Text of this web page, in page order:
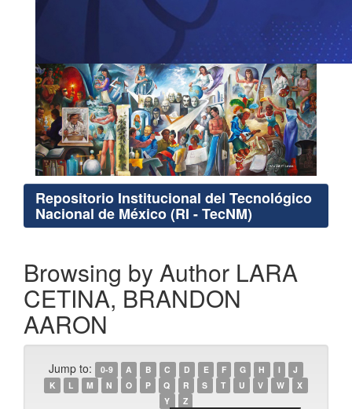
Repositorio Institucional del Tecnológico
Nacional de México (RI - TecNM)
Browsing by Author LARA
CETINA, BRANDON
AARON
Jump to: 0-9 A B C D E F G H I
J
K
L M N O P Q R S T U V W
X
Y
Z